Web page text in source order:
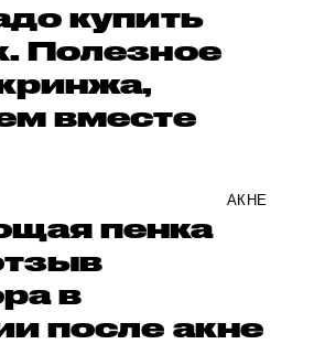
купить
Полезное
вместе
АКНЕ
пенка
в
после акне